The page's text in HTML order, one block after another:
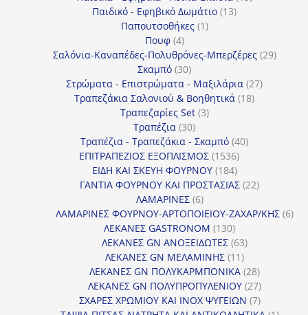
Παιδικό - Εφηβικό Δωμάτιο 1313
Παπουτσοθήκες 11
Πουφ 44
προϊόντα
Σαλόνια-Καναπέδες-Πολυθρόνες-Μπερζέρες 2929
Σκαμπό 3030
προϊόντα
Στρώματα - Επιστρώματα - Μαξιλάρια 2727
Τραπεζάκια Σαλονιού & Βοηθητικά 1818
Τραπεζαρίες Set 33
Τραπέζια 3030
προϊόντα
Τραπέζια - Τραπεζάκια - Σκαμπό 4040
ΕΠΙΤΡΑΠΕΖΙΟΣ ΕΞΟΠΛΙΣΜΟΣ 15361536
προϊόντα
ΕΙΔΗ ΚΑΙ ΣΚΕΥΗ ΦΟΥΡΝΟΥ 184184
προϊόντα
ΓΑΝΤΙΑ ΦΟΥΡΝΟΥ ΚΑΙ ΠΡΟΣΤΑΣΙΑΣ 2222
ΛΑΜΑΡΙΝΕΣ 66
προϊόντα
ΛΑΜΑΡΙΝΕΣ ΦΟΥΡΝΟΥ-ΑΡΤΟΠΟΙΕΙΟΥ-ΖΑΧΑΡ/ΚΗΣ 66
ΛΕΚΑΝΕΣ GASTRONOM 130130
προϊόντα
ΛΕΚΑΝΕΣ GN ΑΝΟΞΕΙΔΩΤΕΣ 6363
ΛΕΚΑΝΕΣ GN ΜΕΛΑΜΙΝΗΣ 1111
προϊόντα
ΛΕΚΑΝΕΣ GN ΠΟΛΥΚΑΡΜΠΟΝΙΚΑ 2828
προϊόντα
ΛΕΚΑΝΕΣ GN ΠΟΛΥΠΡΟΠΥΛΕΝΙΟΥ 2727
προϊόντα
ΣΧΑΡΕΣ ΧΡΩΜΙΟΥ ΚΑΙ INOX ΨΥΓΕΙΩΝ 77